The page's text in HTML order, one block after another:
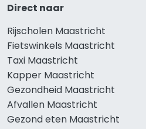
Direct naar
Rijscholen Maastricht
Fietswinkels Maastricht
Taxi Maastricht
Kapper Maastricht
Gezondheid Maastricht
Afvallen Maastricht
Gezond eten Maastricht